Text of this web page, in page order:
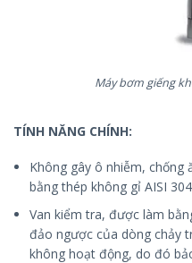
Máy bơm giếng
TÍNH NĂNG CHÍNH:
Không gây ô nhiễm,
bằng thép không gỉ AISI
Van kiểm tra, được làm
đảo ngược của dòng chảy
không hoạt động, do đó